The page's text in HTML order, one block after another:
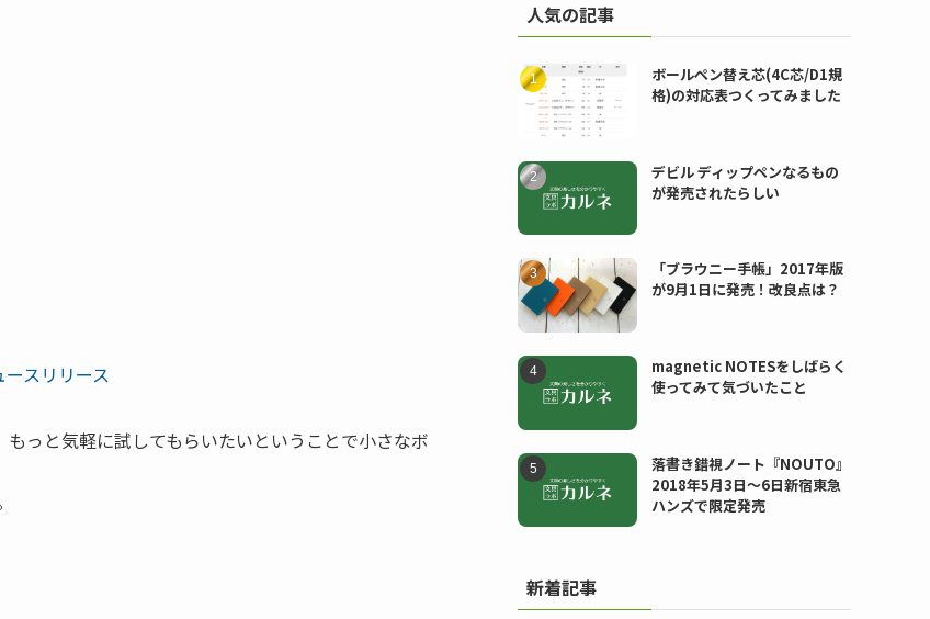
スリリース
っと気軽に試してもらいたいということで小さなボ
人気の記事
ボールペン替え芯(4C芯/D1規
格)の対応表つくってみました
デビル ディップペンなるもの
が発売されたらしい
「ブラウニー手帳」2017年版
が9月1日に発売！改良点は？
magnetic NOTESをしばらく
使ってみて気づいたこと
落書き錯視ノート『NOUTO』
2018年5月3日〜6日新宿東急
ハンズで限定発売
新着記事